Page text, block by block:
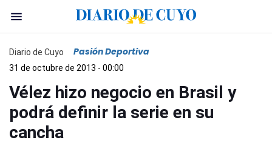
Diario de Cuyo Pasión Deportiva
31 de octubre de 2013 - 00:00
Vélez hizo negocio en Brasil y
podrá definir la serie en su
cancha